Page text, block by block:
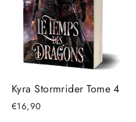
Kyra Stormrider Tome 4
€16,90